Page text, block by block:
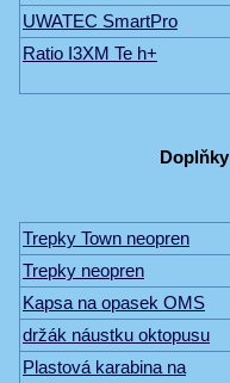
UWATEC SmartPro
Ratio I3XM Te h+
Doplňky
Trepky Town neopren
Trepky neopren
Kapsa na opasek OMS
držák náustku oktopusu
Plastová karabina na